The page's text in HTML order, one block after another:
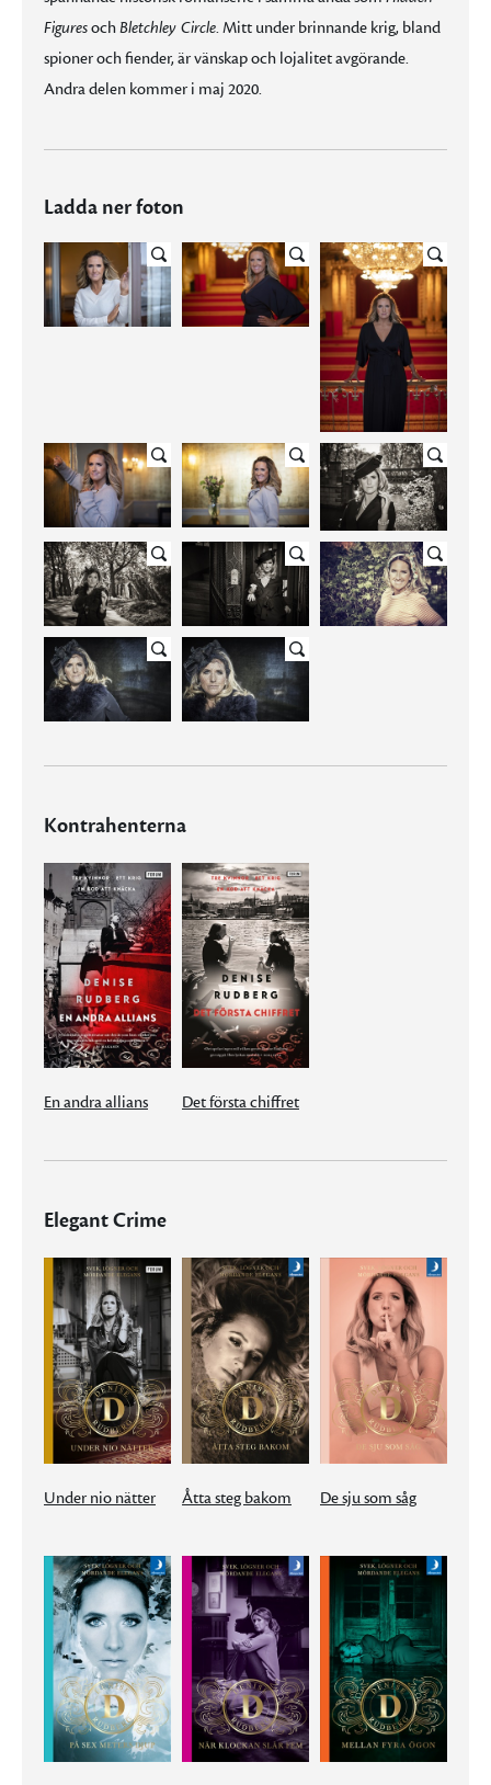
FiguresochBletchley Circle. Mitt under brinnande krig, bland
spioner och fiender, är vänskap och lojalitet avgörande.
Andra delen kommer i maj 2020.
Ladda ner foton
Kontrahenterna
En andra allians Det första chiffret
Elegant Crime
Under nio nätter Åtta steg bakom De sju som såg